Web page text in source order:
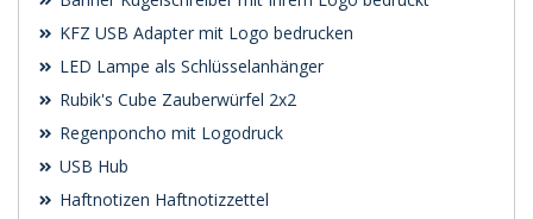
KFZ USB Adapter mit Logo bedrucken
LED Lampe als Schlüsselanhänger
Rubik's Cube Zauberwürfel 2x2
Regenponcho mit Logodruck
USB Hub
Haftnotizen Haftnotizzettel